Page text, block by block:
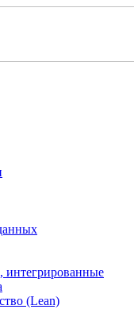
интегрированные
(Lean)